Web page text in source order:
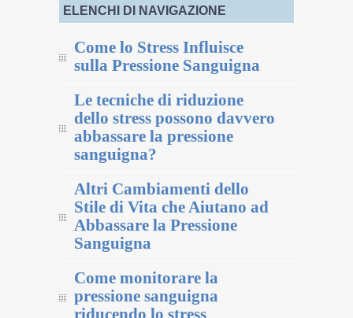
ELENCHI DI NAVIGAZIONE
Come lo Stress Influisce
sulla Pressione Sanguigna
Le tecniche di riduzione
dello stress possono davvero
abbassare la pressione
sanguigna?
Altri Cambiamenti dello
Stile di Vita che Aiutano ad
Abbassare la Pressione
Sanguigna
Come monitorare la
pressione sanguigna
riducendo lo stress